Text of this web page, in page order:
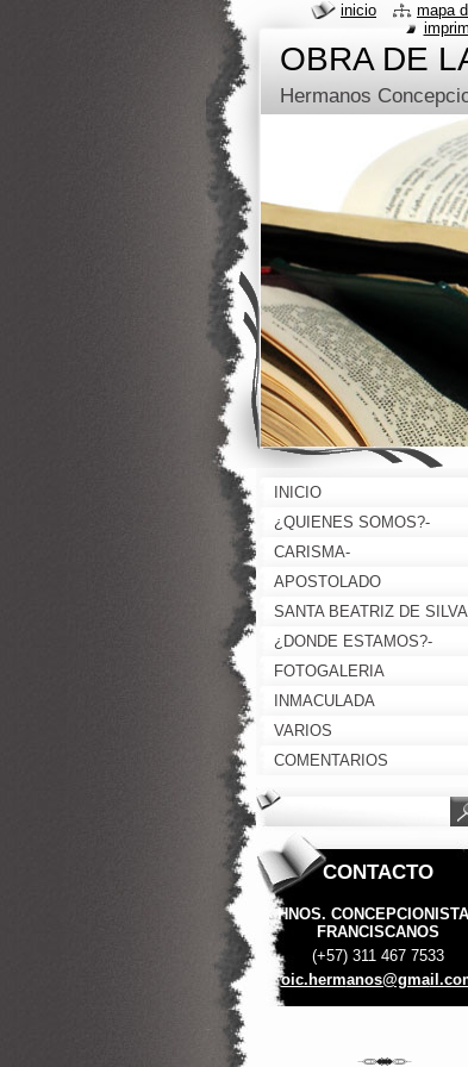
OBRA DE
Hermanos
INICIO
¿QUIENES SOMOS?-
NUESTRA FUNDADORA
CARISMA-
ESPIRITUALIDAD
APOSTOLADO
SANTA BEATRIZ DE SILVA
¿DONDE ESTAMOS?-
CONTACTANOS
FOTOGALERIA
INMACULADA
CONCEPCIÓN
VARIOS
COMENTARIOS
CONTACTO
HNOS.
FRANCISCANOS
(+57) 311 467 7533
oic.hermanos@gma
inicio mapa